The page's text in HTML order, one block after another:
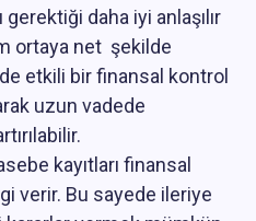
daha iyi anlaşılır
ortaya net şekilde
etkili bir finansal kontrol
uzun vadede
kayıtları finansal
verir. Bu sayede ileriye